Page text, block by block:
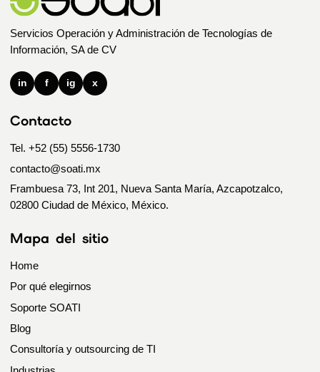
Servicios Operación y Administración de Tecnologías de
Información, SA de CV
in f ig x
Contacto
Tel. +52 (55) 5556-1730
contacto@soati.mx
Frambuesa 73, Int 201, Nueva Santa María, Azcapotzalco,
02800 Ciudad de México, México.
Mapa del sitio
Home
Por qué elegirnos
Soporte SOATI
Blog
Consultoría y outsourcing de TI